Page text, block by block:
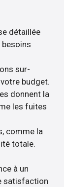
détaillée
sur-
budget.
donnent la
les fuites
comme la
totale.
à un
satisfaction